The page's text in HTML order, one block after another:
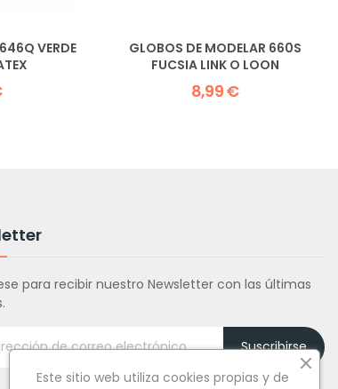
VERDE
GLOBOS DE MODELAR 660S
FUCSIA LINK O LOON
8,99 €
para recibir nuestro Newsletter con las últimas
Suscribirse
Este sitio web utiliza cookies propias y de